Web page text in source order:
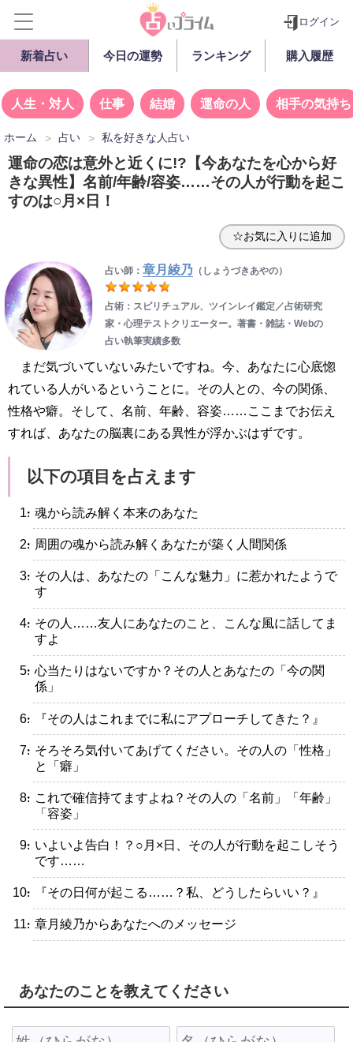
ログイン
新着占い 今日の運勢 ランキング 購入履歴
人生・対人 仕事 結婚 運命の人 相手の気持ち
ホーム 占い 私を好きな人占い
運命の恋は意外と近くに!?【今あなたを心から好
きな異性】名前/年齢/容姿……その人が行動を起こ
すのは○月×日！
☆お気に入りに追加
占い師： 章月綾乃（しょうづきあやの）
占術：スピリチュアル、ツインレイ鑑定／占術研究
家・心理テストクリエーター。著書・雑誌・Webの
占い執筆実績多数
まだ気づいていないみたいですね。今、あなたに心底惚
れている人がいるということに。その人との、今の関係、
性格や癖。そして、名前、年齢、容姿……ここまでお伝え
すれば、あなたの脳裏にある異性が浮かぶはずです。
以下の項目を占えます
・魂から読み解く本来のあなた
・周囲の魂から読み解くあなたが築く人間関係
・その人は、あなたの「こんな魅力」に惹かれたようで
す
・その人……友人にあなたのこと、こんな風に話してま
すよ
・心当たりはないですか？その人とあなたの「今の関
係」
・『その人はこれまでに私にアプローチしてきた？』
・そろそろ気付いてあげてください。その人の「性格」
と「癖」
・これで確信持てますよね？その人の「名前」「年齢」
「容姿」
・いよいよ告白！？○月×日、その人が行動を起こしそう
です……
・『その日何が起こる……？私、どうしたらいい？』
・章月綾乃からあなたへのメッセージ
あなたのことを教えてください